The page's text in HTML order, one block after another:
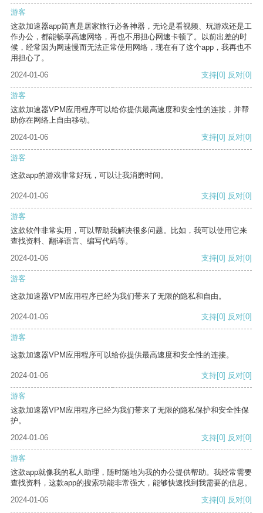
游客
这款加速器app简直是居家旅行必备神器，无论是看视频、玩游戏还是工
作办公，都能畅享高速网络，再也不用担心网速卡顿了。以前出差的时
候，经常因为网速慢而无法正常使用网络，现在有了这个app，我再也不
用担心了。
2024-01-06
支持[0] 反对[0]
游客
这款加速器VPM应用程序可以给你提供最高速度和安全性的连接，并帮
助你在网络上自由移动。
2024-01-06
支持[0] 反对[0]
游客
这款app的游戏非常好玩，可以让我消磨时间。
2024-01-06 支持[0] 反对[0]
游客
这款软件非常实用，可以帮助我解决很多问题。比如，我可以使用它来
查找资料、翻译语言、编写代码等。
2024-01-06
支持[0] 反对[0]
游客
这款加速器VPM应用程序已经为我们带来了无限的隐私和自由。
2024-01-06 支持[0] 反对[0]
游客
这款加速器VPM应用程序可以给你提供最高速度和安全性的连接。
2024-01-06 支持[0] 反对[0]
游客
这款加速器VPM应用程序已经为我们带来了无限的隐私保护和安全性保
护。
2024-01-06
支持[0] 反对[0]
游客
这款app就像我的私人助理，随时随地为我的办公提供帮助。我经常需要
查找资料，这款app的搜索功能非常强大，能够快速找到我需要的信息。
2024-01-06
支持[0] 反对[0]